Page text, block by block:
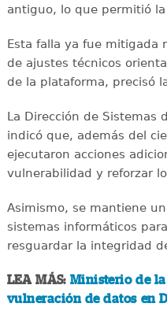
antiguo, lo que permitió
Esta falla ya fue mitigada
de ajustes técnicos
de la plataforma, precisó
La Dirección de Sistemas
indicó que, además del
ejecutaron acciones
vulnerabilidad y reforzar
Asimismo, se mantiene
sistemas informáticos
resguardar la integridad
LEA MÁS: Ministerio de
vulneración de datos en